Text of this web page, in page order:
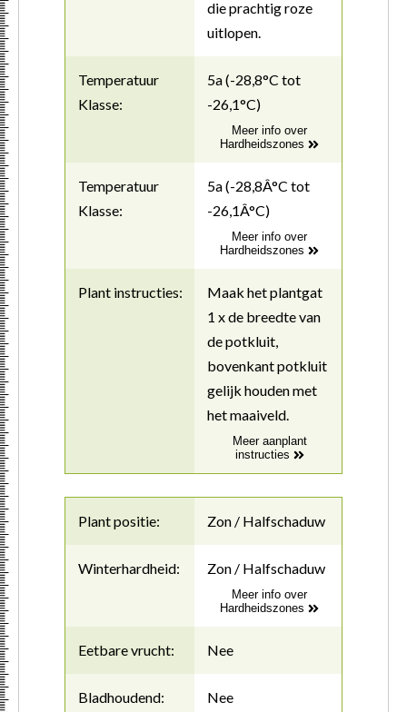
die prachtig roze
uitlopen.
Temperatuur
Klasse:
5a (-28,8°C tot
-26,1°C)
Meer info over
Hardheidszones
Temperatuur
Klasse:
5a (-28,8Â°C tot
-26,1Â°C)
Meer info over
Hardheidszones
Plant instructies:
Maak het plantgat
1 x de breedte van
de potkluit,
bovenkant potkluit
gelijk houden met
het maaiveld.
Meer aanplant
instructies
Plant positie: Zon / Halfschaduw
Winterhardheid: Zon / Halfschaduw
Meer info over
Hardheidszones
Eetbare vrucht: Nee
Bladhoudend: Nee